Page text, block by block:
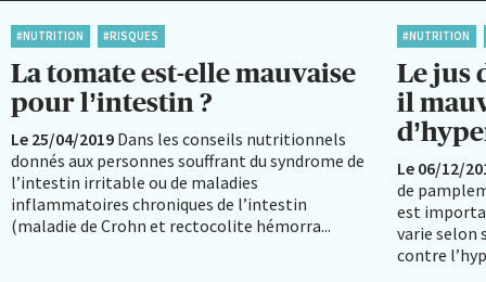
#NUTRITION #RISQUES
La tomate est-elle mauvaise
pour l’intestin ?
Le 25/04/2019 Dans les conseils nutritionnels
donnés aux personnes souffrant du syndrome de
l’intestin irritable ou de maladies
inflammatoires chroniques de l’intestin
(maladie de Crohn et rectocolite hémorra...
#NUTRITION
Le jus
il
Le 06/12/
de
est
varie selon
contre